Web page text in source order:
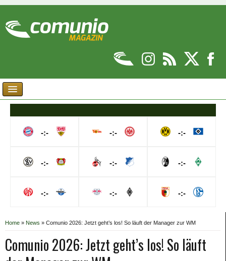
-:-
-:-
-:-
-:-
-:-
-:-
-:-
-:-
-:-
Home » News » Comunio 2026: Jetzt geht’s los! So läuft der Manager zur WM
Comunio 2026: Jetzt geht’s los! So läuft